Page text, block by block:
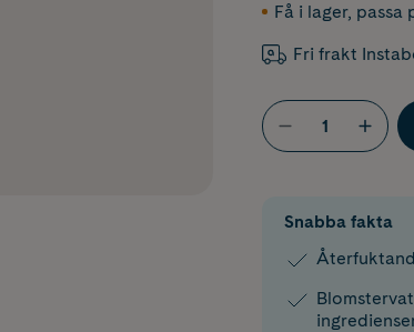
Få i lager, passa
Fri frakt
Snabba fakta